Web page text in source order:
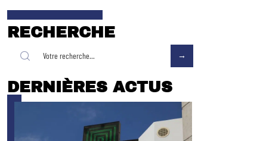
RECHERCHE
DERNIÈRES ACTUS